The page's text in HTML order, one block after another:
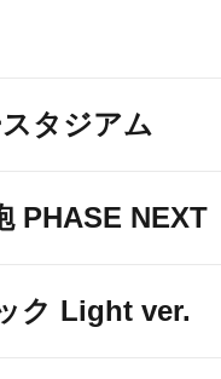
タジアム
PHASE NEXT
ク Light ver.